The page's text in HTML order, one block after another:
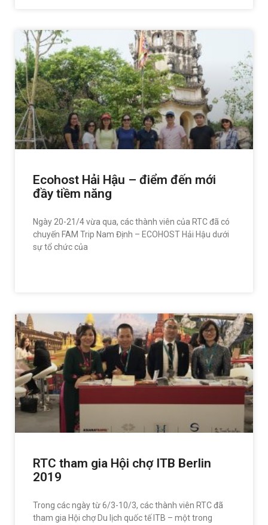
Ecohost Hải Hậu – điểm đến mới
đầy tiềm năng
Ngày 20-21/4 vừa qua, các thành viên của RTC đã có
chuyến FAM Trip Nam Định – ECOHOST Hải Hậu dưới
sự tổ chức của
RTC tham gia Hội chợ ITB Berlin
2019
Trong các ngày từ 6/3-10/3, các thành viên RTC đã
tham gia Hội chợ Du lịch quốc tế ITB – một trong